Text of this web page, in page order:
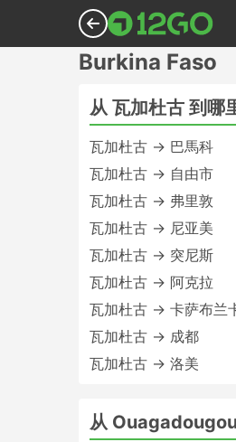
Burkina Faso
从 瓦加杜古 到哪
瓦加杜古 → 巴馬科
瓦加杜古 → 自由市
瓦加杜古 → 弗里敦
瓦加杜古 → 尼亚美
瓦加杜古 → 突尼斯
瓦加杜古 → 阿克拉
瓦加杜古 → 卡萨布兰
瓦加杜古 → 成都
瓦加杜古 → 洛美
从